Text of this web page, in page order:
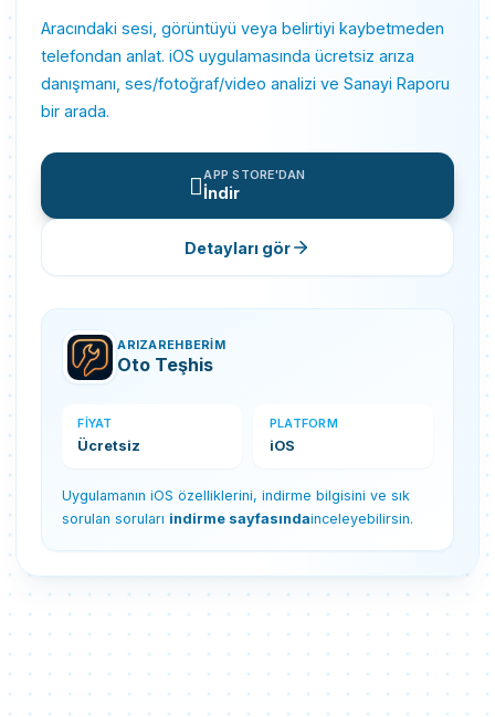
Aracındaki sesi, görüntüyü veya belirtiyi kaybetmeden
telefondan anlat. iOS uygulamasında ücretsiz arıza
danışmanı, ses/fotoğraf/video analizi ve Sanayi Raporu
bir arada.
APP STORE'DAN
İndir
Detayları gör
ARIZAREHBERIM
Oto Teşhis
FIYAT
Ücretsiz
PLATFORM
iOS
Uygulamanın iOS özelliklerini, indirme bilgisini ve sık
sorulan soruları indirme sayfasındainceleyebilirsin.